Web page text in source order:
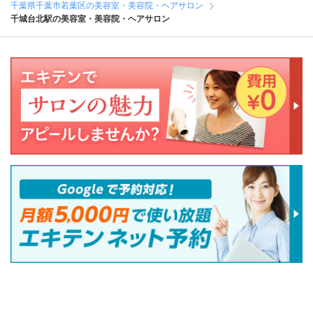
千葉県千葉市若葉区の美容室・美容院・ヘアサロン
千城台北駅の美容室・美容院・ヘアサロン